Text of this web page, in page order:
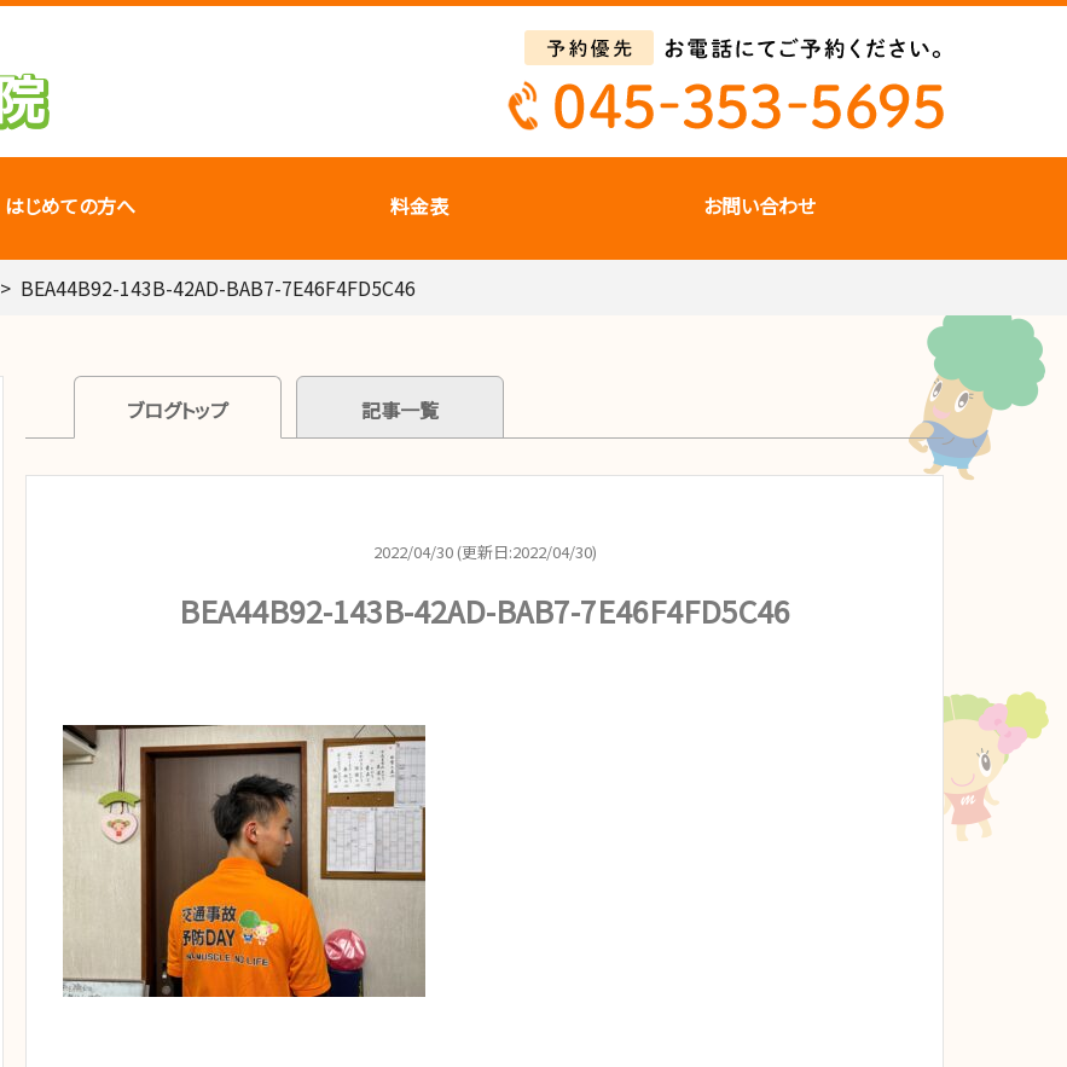
はじめての方へ 料金表 お問い合わせ
> BEA44B92-143B-42AD-BAB7-7E46F4FD5C46
ブログトップ 記事一覧
2022/04/30 (更新日:2022/04/30)
BEA44B92-143B-42AD-BAB7-7E46F4FD5C46